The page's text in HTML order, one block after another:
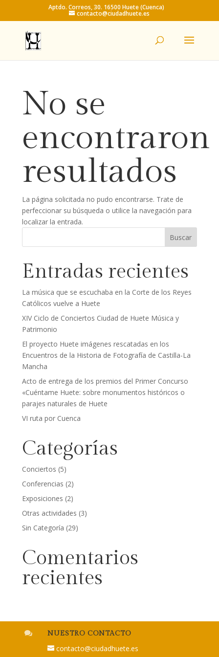
Aptdo. Correos, 30. 16500 Huete (Cuenca)
contacto@ciudadhuete.es
No se
encontraron
resultados
La página solicitada no pudo encontrarse. Trate de
perfeccionar su búsqueda o utilice la navegación para
localizar la entrada.
Entradas recientes
La música que se escuchaba en la Corte de los Reyes
Católicos vuelve a Huete
XIV Ciclo de Conciertos Ciudad de Huete Música y
Patrimonio
El proyecto Huete imágenes rescatadas en los
Encuentros de la Historia de Fotografía de Castilla-La
Mancha
Acto de entrega de los premios del Primer Concurso
«Cuéntame Huete: sobre monumentos históricos o
parajes naturales de Huete
VI ruta por Cuenca
Categorías
Conciertos (5)
Conferencias (2)
Exposiciones (2)
Otras actividades (3)
Sin Categoría (29)
Comentarios
recientes
 NUESTRO CONTACTO
contacto@ciudadhuete.es